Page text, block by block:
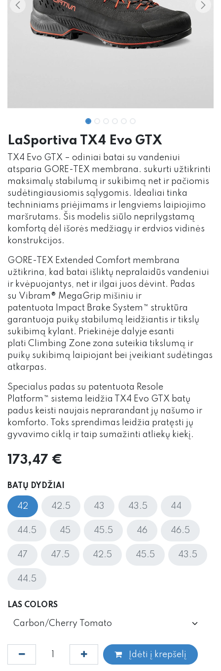
LaSportiva TX4 Evo GTX
TX4 Evo GTX – odiniai batai su vandeniui
atsparia GORE-TEX membrana. sukurti užtikrinti
maksimalų stabilumą ir sukibimą net ir pačiomis
sudėtingiausiomis sąlygomis. Idealiai tinka
techniniams priėjimams ir lengviems laipiojimo
maršrutams. Šis modelis siūlo neprilygstamą
komfortą dėl išorės medžiagų ir erdvios vidinės
konstrukcijos.
GORE-TEX Extended Comfort membrana
užtikrina, kad batai išliktų nepralaidūs vandeniui
ir kvėpuojantys, net ir ilgai juos dėvint. Padas
su Vibram® MegaGrip mišiniu ir
patentuota Impact Brake System™ struktūra
garantuoja puikų stabilumą leidžiantis ir tikslų
sukibimą kylant. Priekinėje dalyje esanti
plati Climbing Zone zona suteikia tikslumą ir
puikų sukibimą laipiojant bei įveikiant sudėtingas
atkarpas.
Specialus padas su patentuota Resole
Platform™ sistema leidžia TX4 Evo GTX batų
padus keisti naujais neprarandant jų našumo ir
komforto. Toks sprendimas leidžia pratęsti jų
gyvavimo ciklą ir taip sumažinti atliekų kiekį.
173,47 €
BATŲ DYDŽIAI
42 42.5 43 43.5 44
44.5 45 45.5 46 46.5
47 47.5 42.5 45.5 43.5
44.5
LAS COLORS
Įdėti į krepšelį